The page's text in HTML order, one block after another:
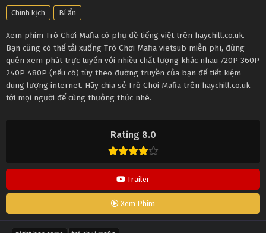
Rating 8.0
Trailer
Xem Phim
Chính kịch Bí ẩn
Xem phim Trò Chơi Mafia có phụ đề tiếng việt trên haychill.co.uk.
Bạn cũng có thể tải xuống Trò Chơi Mafia vietsub miễn phí, đừng
quên xem phát trực tuyến với nhiều chất lượng khác nhau 720P 360P
240P 480P (nếu có) tùy theo đường truyền của bạn để tiết kiệm
dung lượng internet. Hãy chia sẻ Trò Chơi Mafia trên haychill.co.uk
tới mọi người để cùng thưởng thức nhé.